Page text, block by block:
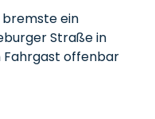
bremste ein
Straße in
Fahrgast offenbar